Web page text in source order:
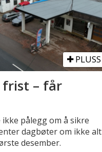
PLUSS
– får
pålegg om å sikre
dagbøter om ikke alt
desember.